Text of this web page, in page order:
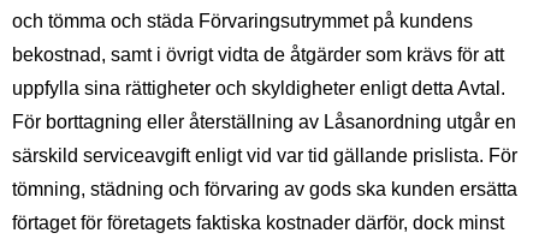
och tömma och städa Förvaringsutrymmet på kundens
bekostnad, samt i övrigt vidta de åtgärder som krävs för att
uppfylla sina rättigheter och skyldigheter enligt detta Avtal.
För borttagning eller återställning av Låsanordning utgår en
särskild serviceavgift enligt vid var tid gällande prislista. För
tömning, städning och förvaring av gods ska kunden ersätta
förtaget för företagets faktiska kostnader därför, dock minst